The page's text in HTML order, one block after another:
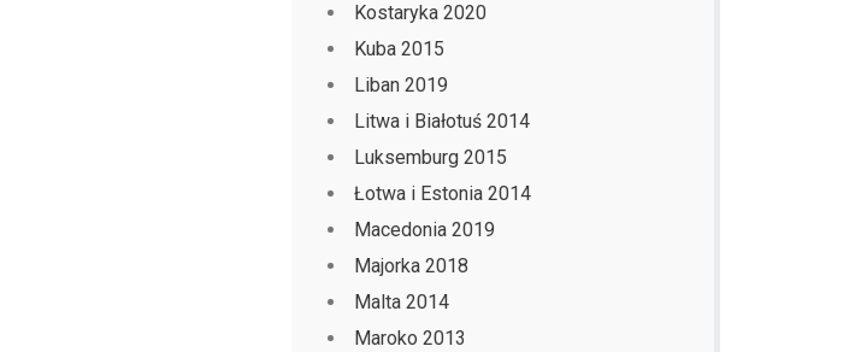
Kostaryka 2020
Kuba 2015
Liban 2019
Litwa i Białotuś 2014
Luksemburg 2015
Łotwa i Estonia 2014
Macedonia 2019
Majorka 2018
Malta 2014
Maroko 2013